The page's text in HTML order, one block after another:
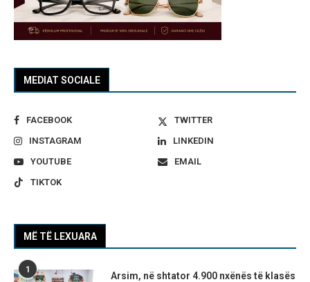
MEDIAT SOCIALE
FACEBOOK
TWITTER
INSTAGRAM
LINKEDIN
YOUTUBE
EMAIL
TIKTOK
MË TË LEXUARA
1
Arsim, në shtator 4.900 nxënës të klasës